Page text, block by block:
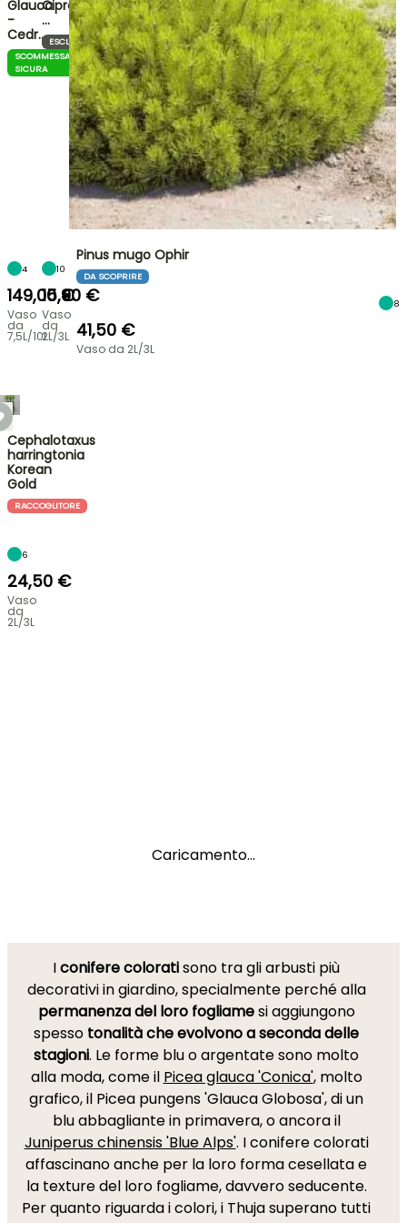
Glauca
-
Cedr…
SCOMMESSA
SICURA
4
149,00 €
Vaso
da
7,5L/10L
Cipresso
…
ESCLUSIVO
10
15,90 €
Vaso
da
2L/3L
Pinus mugo Ophir
DA SCOPRIRE
8
41,50 €
Vaso da 2L/3L
Cephalotaxus
harringtonia
Korean
Gold
RACCOGLITORE
6
24,50 €
Vaso
da
2L/3L
Caricamento...
Iconifere coloratisono tra gli arbusti più
decorativi in giardino, specialmente perché alla
permanenza del loro fogliamesi aggiungono
spesso tonalità che evolvono a seconda delle
stagioni. Le forme blu o argentate sono molto
alla moda, come il Picea glauca 'Conica', molto
grafico, il Picea pungens 'Glauca Globosa', di un
blu abbagliante in primavera, o ancora il
Juniperus chinensis 'Blue Alps'. I conifere colorati
affascinano anche per la loro forma cesellata e
la texture del loro fogliame, davvero seducente.
Per quanto riguarda i colori, i Thuja superano tutti